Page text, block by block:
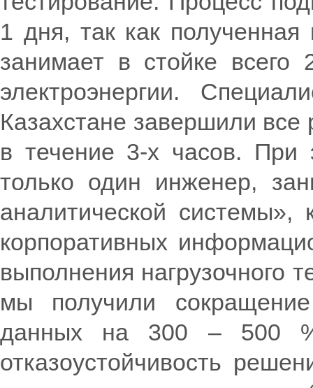
1 дня, так как
занимает в стойке
электроэнергии.
Казахстане завершили
в течение 3-х часов.
только один инженер,
аналитической системы»,
корпоративных
выполнения нагрузочного
мы получили сокращение
данных на 300 – 500
отказоустойчивость